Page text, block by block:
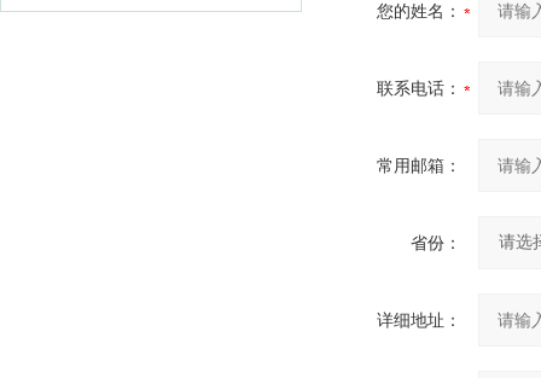
您的姓名：
联系电话：
常用邮箱：
省份：
详细地址：